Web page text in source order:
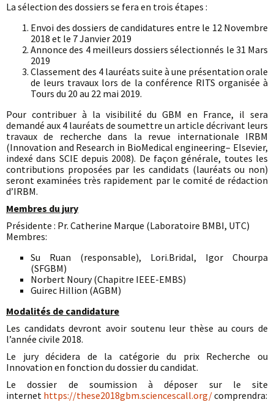
La sélection des dossiers se fera en trois étapes :
Envoi des dossiers de candidatures entre le 12 Novembre
2018 et le 7 Janvier 2019
Annonce des 4 meilleurs dossiers sélectionnés le 31 Mars
2019
Classement des 4 lauréats suite à une présentation orale
de leurs travaux lors de la conférence RITS organisée à
Tours du 20 au 22 mai 2019.
Pour contribuer à la visibilité du GBM en France, il sera
demandé aux 4 lauréats de soumettre un article décrivant leurs
travaux de recherche dans la revue internationale IRBM
(Innovation and Research in BioMedical engineering– Elsevier,
indexé dans SCIE depuis 2008). De façon générale, toutes les
contributions proposées par les candidats (lauréats ou non)
seront examinées très rapidement par le comité de rédaction
d’IRBM.
Membres du jury
Présidente : Pr. Catherine Marque (Laboratoire BMBI, UTC)
Membres:
Su Ruan (responsable), Lori.Bridal, Igor Chourpa
(SFGBM)
Norbert Noury (Chapitre IEEE-EMBS)
Guirec Hillion (AGBM)
Modalités de candidature
Les candidats devront avoir soutenu leur thèse au cours de
l’année civile 2018.
Le jury décidera de la catégorie du prix Recherche ou
Innovation en fonction du dossier du candidat.
Le dossier de soumission à déposer sur le site
internet https://these2018gbm.sciencescall.org/comprendra: